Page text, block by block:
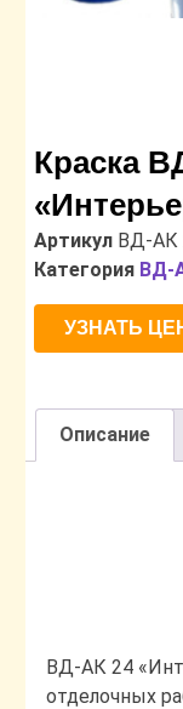
Краска
Артикул ВД-АК
Категория ВД-
УЗНАТЬ
Описание
ВД-АК 24
отделочных